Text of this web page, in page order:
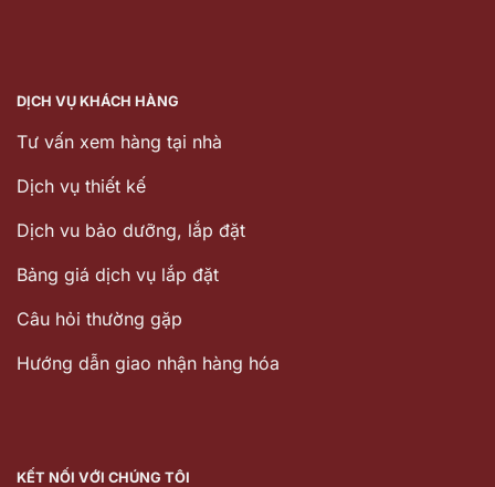
DỊCH VỤ KHÁCH HÀNG
Tư vấn xem hàng tại nhà
Dịch vụ thiết kế
Dịch vu bảo dưỡng, lắp đặt
Bảng giá dịch vụ lắp đặt
Câu hỏi thường gặp
Hướng dẫn giao nhận hàng hóa
KẾT NỐI VỚI CHÚNG TÔI